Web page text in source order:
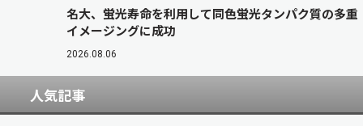
名大、蛍光寿命を利用して同色蛍光タンパク質の多重
イメージングに成功
2026.08.06
人気記事